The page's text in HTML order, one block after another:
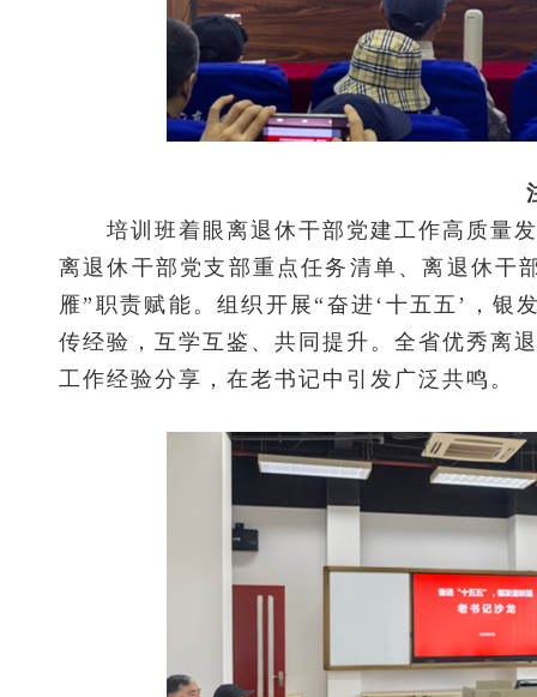
培训班着眼离退休干部党建工作高质量发
离退休干部党支部重点任务清单、离退休干
雁”职责赋能。组织开展“奋进‘十五五’，
传经验，互学互鉴、共同提升。全省优秀离
工作经验分享，在老书记中引发广泛共鸣。